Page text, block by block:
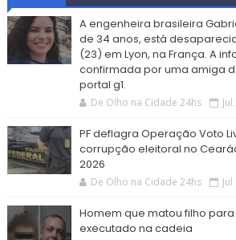
A engenheira brasileira
de 34 anos, está
(23) em Lyon, na França. A
confirmada por uma amiga
portal g1.
De Olho na Cidade 24hs
PF deflagra Operação Voto
corrupção eleitoral no
2026
De Olho na Cidade 24hs
Homem que matou filho
executado na cadeia